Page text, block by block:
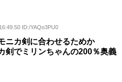
ID:/YAQo3PU0
ニカ剣に合わせるためか
剣でミリンちゃんの200％奥義